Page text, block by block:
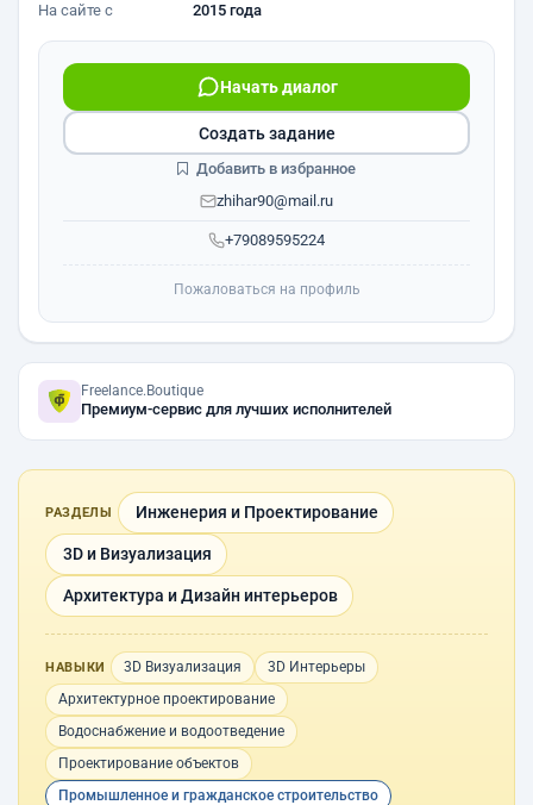
На сайте с
2015 года
+79089595224
Начать диалог
zhihar90@mail.ru
Создать задание
Добавить в избранное
Пожаловаться на профиль
Freelance.Boutique
Премиум-сервис для лучших исполнителей
РАЗДЕЛЫ Инженерия и Проектирование
3D и Визуализация
Архитектура и Дизайн интерьеров
НАВЫКИ 3D Визуализация
3D Интерьеры
Архитектурное проектирование
Водоснабжение и водоотведение
Проектирование объектов
Промышленное и гражданское строительство